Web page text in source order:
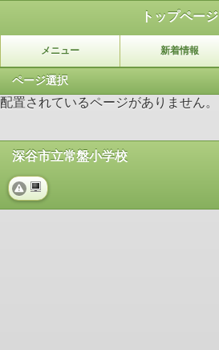
トップページ
メニュー 新着情報
ページ選択
配置されているページがありません。
深谷市立常盤小学校